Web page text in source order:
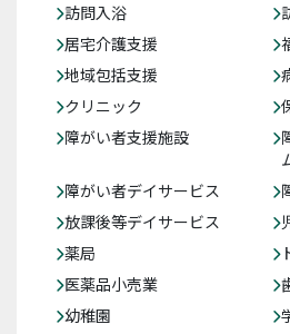
訪問入浴
居宅介護支援
地域包括支援
クリニック
障がい者支援施設
障がい者デイサービス
放課後等デイサービス
薬局
医薬品小売業
幼稚園